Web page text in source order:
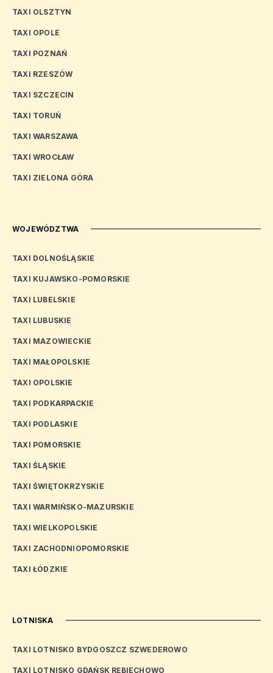
TAXI OLSZTYN
TAXI OPOLE
TAXI POZNAŃ
TAXI RZESZÓW
TAXI SZCZECIN
TAXI TORUŃ
TAXI WARSZAWA
TAXI WROCŁAW
TAXI ZIELONA GÓRA
WOJEWÓDZTWA
TAXI DOLNOŚLĄSKIE
TAXI KUJAWSKO-POMORSKIE
TAXI LUBELSKIE
TAXI LUBUSKIE
TAXI MAZOWIECKIE
TAXI MAŁOPOLSKIE
TAXI OPOLSKIE
TAXI PODKARPACKIE
TAXI PODLASKIE
TAXI POMORSKIE
TAXI ŚLĄSKIE
TAXI ŚWIĘTOKRZYSKIE
TAXI WARMIŃSKO-MAZURSKIE
TAXI WIELKOPOLSKIE
TAXI ZACHODNIOPOMORSKIE
TAXI ŁÓDZKIE
LOTNISKA
TAXI LOTNISKO BYDGOSZCZ SZWEDEROWO
TAXI LOTNISKO GDAŃSK RĘBIECHOWO